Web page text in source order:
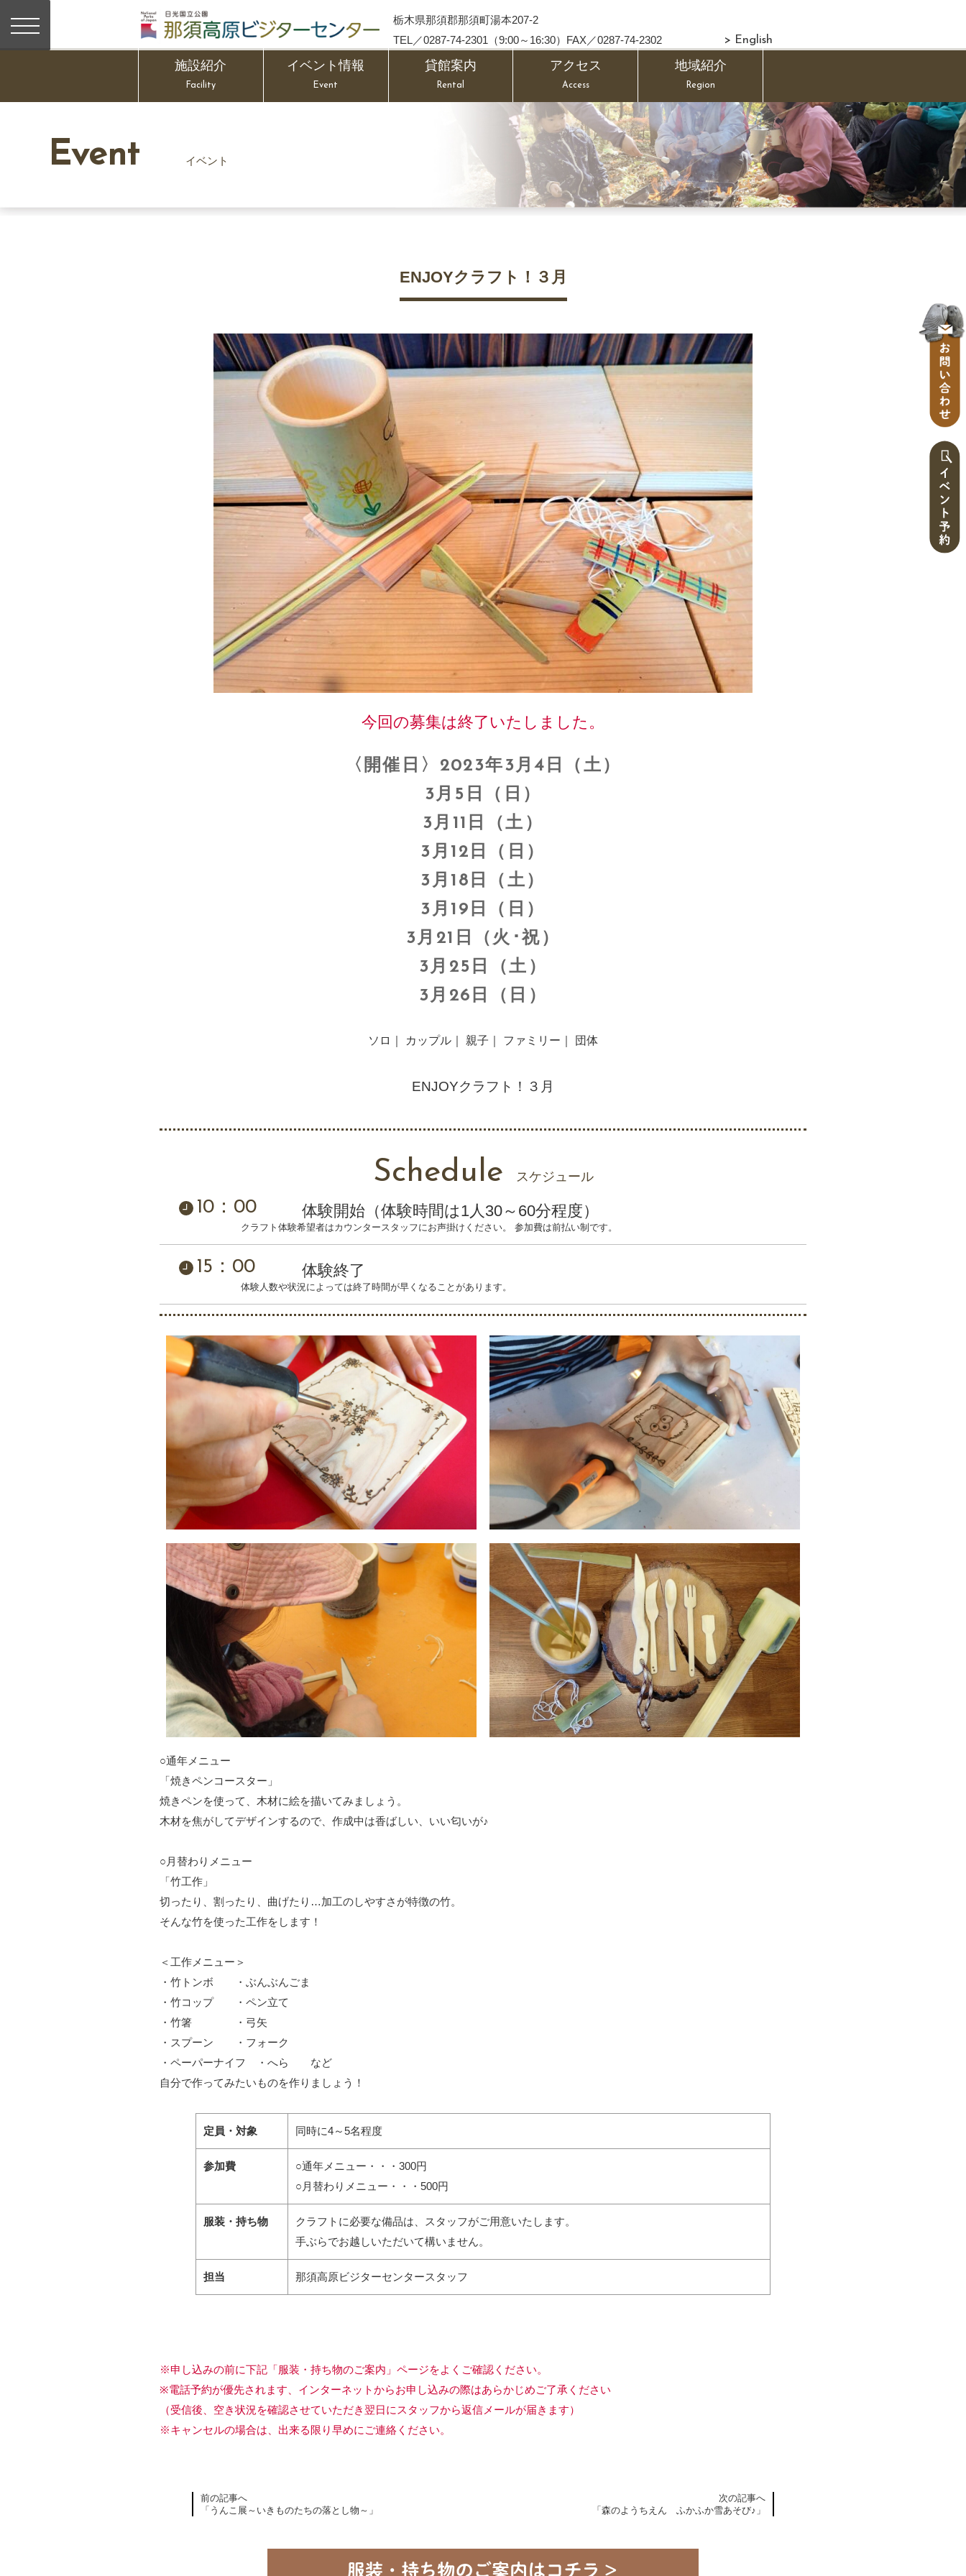
栃木県那須郡那須町湯本207-2
TEL／0287-74-2301（9:00～16:30）FAX／0287-74-2302
> English
施設紹介
Facility
イベント情報
Event
貸館案内
Rental
アクセス
Access
地域紹介
Region
Event イベント
ENJOYクラフト！３月
今回の募集は終了いたしました。
〈開催日〉2023年3月4日（土）
3月5日（日）
3月11日（土）
3月12日（日）
3月18日（土）
3月19日（日）
3月21日（火･祝）
3月25日（土）
3月26日（日）
ソロ｜ カップル｜ 親子｜ ファミリー｜ 団体
ENJOYクラフト！３月
Schedule スケジュール
10：00 体験開始（体験時間は1人30～60分程度）
クラフト体験希望者はカウンタースタッフにお声掛けください。 参加費は前払い制です。
15：00 体験終了
体験人数や状況によっては終了時間が早くなることがあります。
○通年メニュー
「焼きペンコースター」
焼きペンを使って、木材に絵を描いてみましょう。
木材を焦がしてデザインするので、作成中は香ばしい、いい匂いが♪
○月替わりメニュー
「竹工作」
切ったり、割ったり、曲げたり…加工のしやすさが特徴の竹。
そんな竹を使った工作をします！
＜工作メニュー＞
・竹トンボ ・ぶんぶんごま
・竹コップ ・ペン立て
・竹箸 ・弓矢
・スプーン ・フォーク
・ペーパーナイフ ・へら など
自分で作ってみたいものを作りましょう！
定員・対象 同時に4～5名程度
参加費
○通年メニュー・・・300円
○月替わりメニュー・・・500円
服装・持ち物
クラフトに必要な備品は、スタッフがご用意いたします。
手ぶらでお越しいただいて構いません。
担当 那須高原ビジターセンタースタッフ
※申し込みの前に下記「服装・持ち物のご案内」ページをよくご確認ください。
※電話予約が優先されます、インターネットからお申し込みの際はあらかじめご了承ください
（受信後、空き状況を確認させていただき翌日にスタッフから返信メールが届きます）
※キャンセルの場合は、出来る限り早めにご連絡ください。
前の記事へ
「うんこ展～いきものたちの落とし物～」
次の記事へ
「森のようちえん ふかふか雪あそび♪」